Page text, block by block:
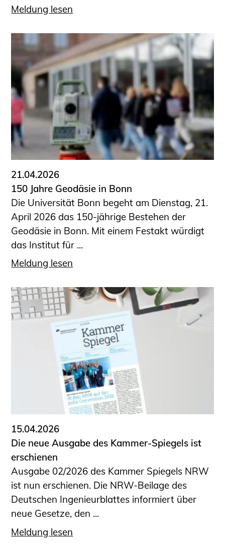
Fachlisten
Informationen für Schülerinnen,
Schüler und Studierende
Projekte für Schülerinnen und Schüler
START.ING. Das Studierenden Praxis-
Programm
Wissenswertes für Studierende
Wettbewerbe für Studierende
BLING.BLING.
Kammer Newsletter
Presse
Kontakt und Anfahrt
Impressum
Datenschutz
Ingenieurakademie West
Meldung lesen
21.04.2026
150 Jahre Geodäsie in Bonn
Die Universität Bonn begeht am Dienstag, 21.
April 2026 das 150-jährige Bestehen der
Geodäsie in Bonn. Mit einem Festakt würdigt
das Institut für ...
Meldung lesen
15.04.2026
Die neue Ausgabe des Kammer-Spiegels ist
erschienen
Ausgabe 02/2026 des Kammer Spiegels NRW
ist nun erschienen. Die NRW-Beilage des
Deutschen Ingenieurblattes informiert über
neue Gesetze, den ...
Meldung lesen